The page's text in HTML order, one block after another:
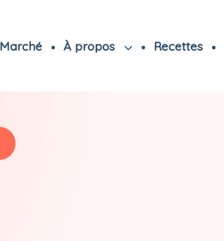
Marché À propos Recettes